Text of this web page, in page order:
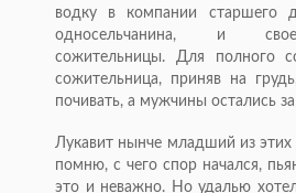
водку в компании старшего
односельчанина, и
сожительницы. Для полного
сожительница, приняв на
почивать, а мужчины остались
Лукавит нынче младший из этих
помню, с чего спор начался,
это и неважно. Но удалью